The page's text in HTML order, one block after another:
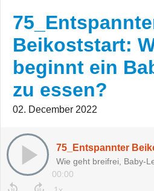
Beikoststart:
beginnt ein
zu essen?
02. December 2022
Wie geht breifrei, Baby-
00:00